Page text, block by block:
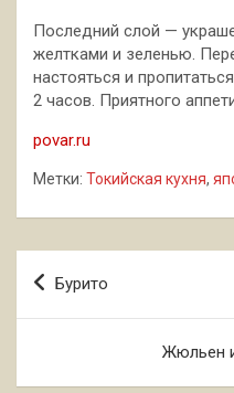
Последний слой —
желтками и зеленью.
настояться и
2 часов. Приятного
povar.ru
Метки: Токийская кухня,
Навигация
Бурито
Жюльен